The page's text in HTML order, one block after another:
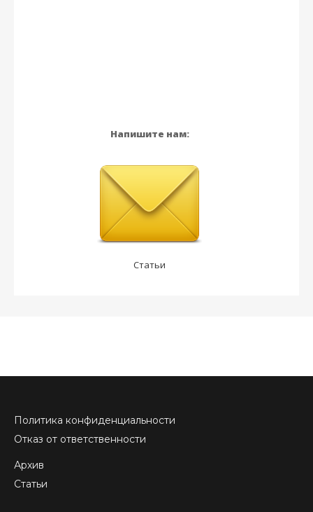
Напишите нам:
Статьи
Политика конфиденциальности
Отказ от ответственности
Архив
Статьи